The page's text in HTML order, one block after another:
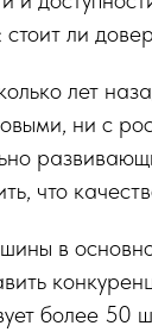
ли
лет
ни с
что
в
более 50